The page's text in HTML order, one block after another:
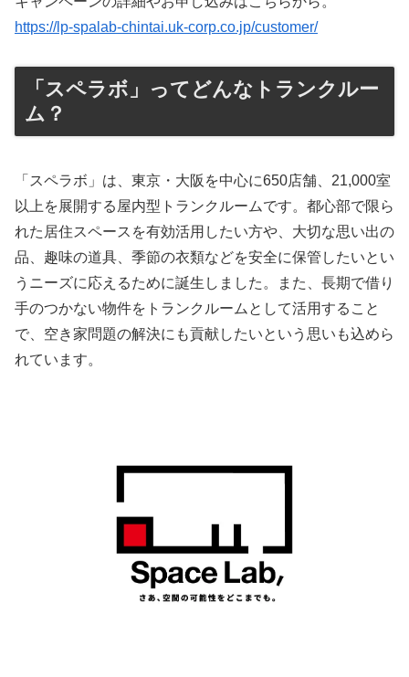
https://lp-spalab-chintai.uk-corp.co.jp/customer/
「スペラボ」ってどんなトランクルー
ム？
「スペラボ」は、東京・大阪を中心に650店舗、21,000室
以上を展開する屋内型トランクルームです。都心部で限ら
れた居住スペースを有効活用したい方や、大切な思い出の
品、趣味の道具、季節の衣類などを安全に保管したいとい
うニーズに応えるために誕生しました。また、長期で借り
手のつかない物件をトランクルームとして活用すること
で、空き家問題の解決にも貢献したいという思いも込めら
れています。